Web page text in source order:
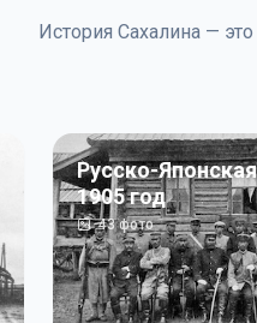
История Сахалина —
Русско-
1905 год
43фото